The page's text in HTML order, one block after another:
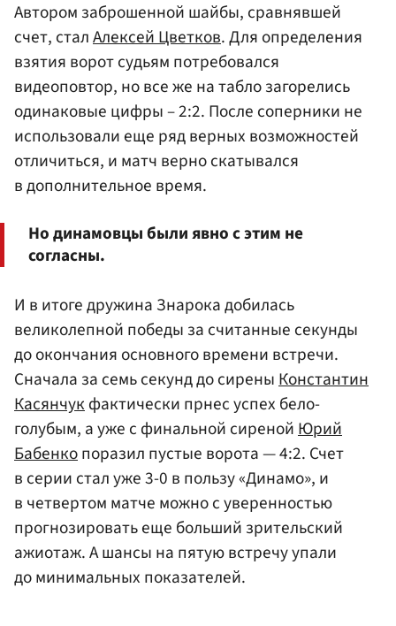
Автором заброшенной шайбы, сравнявшей
счет, сталАлексей Цветков. Для определения
взятия ворот судьям потребовался
видеоповтор, но все же на табло загорелись
одинаковые цифры – 2:2. После соперники не
использовали еще ряд верных возможностей
отличиться, и матч верно скатывался
в дополнительное время.
Но динамовцы были явно с этим не
согласны.
И в итоге дружина Знарока добилась
великолепной победы за считанные секунды
до окончания основного времени встречи.
Сначала за семь секунд до сиреныКонстантин
Касянчукфактически прнес успех бело-
голубым, а уже с финальной сиренойЮрий
Бабенкопоразил пустые ворота — 4:2. Счет
в серии стал уже 3-0 в пользу «Динамо», и
в четвертом матче можно с уверенностью
прогнозировать еще больший зрительский
ажиотаж. А шансы на пятую встречу упали
до минимальных показателей.